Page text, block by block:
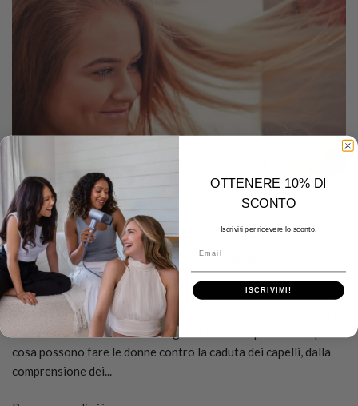
DECEMBER 22 2025
Cosa devono fare le donne per la
perdita dei capelli? Cause e
trattamenti efficaci
Vi state chiedendo: Cosa fare contro la caduta dei capelli nelle
donne? Abbiamo raccolto le migliori soluzioni per voi. Scoprite
cosa possono fare le donne contro la caduta dei capelli, dalla
comprensione dei...
OTTENERE 10% DI
SCONTO
Iscriviti per ricevere lo sconto.
ISCRIVIMI!